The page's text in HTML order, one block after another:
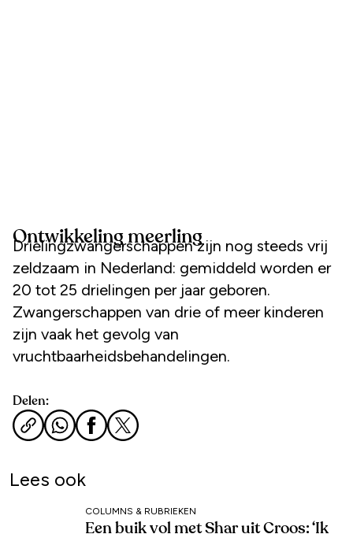
Ontwikkeling meerling
Drielingzwangerschappen zijn nog steeds vrij
zeldzaam in Nederland: gemiddeld worden er
20 tot 25 drielingen per jaar geboren.
Zwangerschappen van drie of meer kinderen
zijn vaak het gevolg van
vruchtbaarheidsbehandelingen.
Delen:
Lees ook
COLUMNS & RUBRIEKEN
Een buik vol met Shar uit Croos: ‘Ik